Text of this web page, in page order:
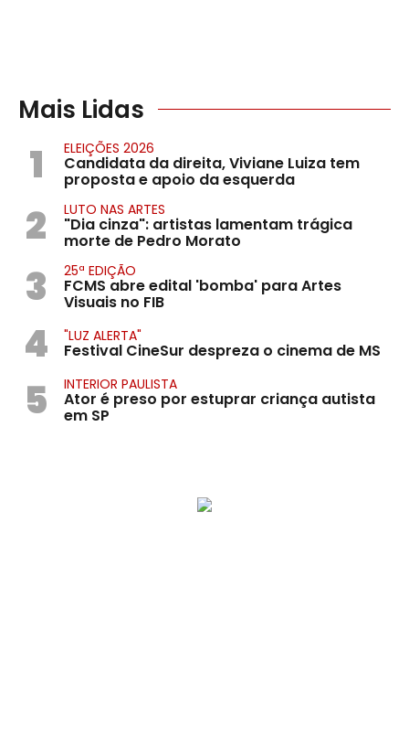
Mais Lidas
1 ELEIÇÕES 2026
Candidata da direita, Viviane Luiza tem
proposta e apoio da esquerda
2 LUTO NAS ARTES
"Dia cinza": artistas lamentam trágica
morte de Pedro Morato
3 25ª EDIÇÃO
FCMS abre edital 'bomba' para Artes
Visuais no FIB
4 "LUZ ALERTA"
Festival CineSur despreza o cinema de MS
5 INTERIOR PAULISTA
Ator é preso por estuprar criança autista
em SP